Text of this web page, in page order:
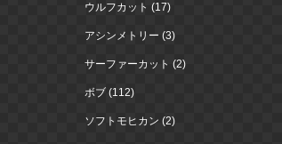
ウルフカット (17)
アシンメトリー (3)
サーファーカット (2)
ボブ (112)
ソフトモヒカン (2)